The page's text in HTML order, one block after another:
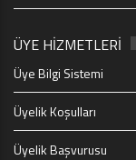
ÜYE HİZMETLERİ
Üye Bilgi Sistemi
Üyelik Koşulları
Üyelik Başvurusu